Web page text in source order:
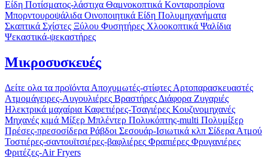
Είδη Ποτίσματος-λάστιχα Θαμνοκοπτικά Κονταροπρίονα
Μπορντουροψάλιδα Οινοποιητικά Είδη Πολυμηχανήματα
Σκαπτικά Σχίστες Ξύλου Φυσητήρες Χλοοκοπτικά Ψαλίδια
Ψεκαστικά-ψεκαστήρες
Μικροσυσκευές
Δείτε ολα τα προϊόντα Αποχυμωτές-στίφτες Αρτοπαρασκευαστές
Ατμομάγειρες-Αυγουλιέρες Βραστήρες Διάφορα Ζυγαριές
Ηλεκτρικά μαχαίρια Καφετιέρες-Τσαγιέρες Κουζινομηχανές
Μηχανές κιμά Μίξερ Μπλέντερ Πολυκόπτης-multi Πολυμίξερ
Πρέσες-πρεσοσίδερα Ράβδοι Σεσουάρ-Ισιωτικά κλπ Σίδερα Ατμού
Τοστιέρες-σαντουϊτσιέρες-βαφλιέρες Φραπιέρες Φρυγανιέρες
Φριτέζες-Air Fryers